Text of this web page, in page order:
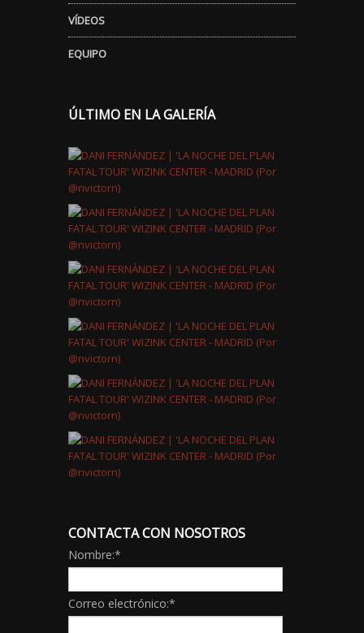
VÍDEOS
EQUIPO
ÚLTIMO EN LA GALERÍA
CONTACTA CON NOSOTROS
Nombre:*
Correo electrónico:*